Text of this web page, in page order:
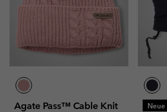
Agate Pass™ Cable Knit
Neue